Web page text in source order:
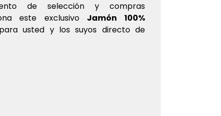
de selección y compras
este exclusivo Jamón
100%
usted y los suyos directo de